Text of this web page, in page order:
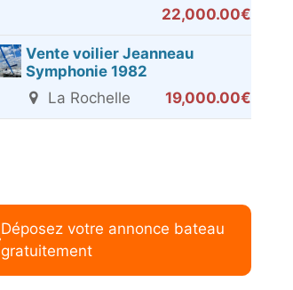
22,000.00€
Vente voilier Jeanneau
Symphonie 1982
La Rochelle
19,000.00€
Déposez votre annonce bateau
gratuitement